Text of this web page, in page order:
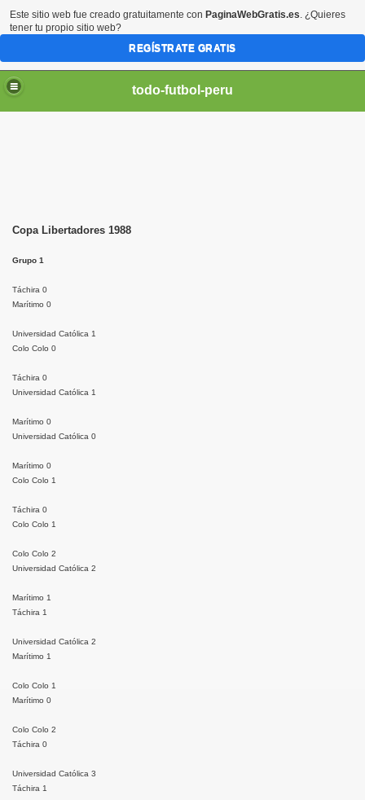
todo-futbol-peru
Copa Libertadores 1988
Grupo 1
Táchira 0
Marítimo 0
Universidad Católica 1
Colo Colo 0
Táchira 0
Universidad Católica 1
Marítimo 0
Universidad Católica 0
Marítimo 0
Colo Colo 1
Táchira 0
Colo Colo 1
Colo Colo 2
Universidad Católica 2
Marítimo 1
Táchira 1
Universidad Católica 2
Marítimo 1
Colo Colo 1
Marítimo 0
Colo Colo 2
Táchira 0
Universidad Católica 3
Táchira 1
Este sitio web fue creado gratuitamente con PaginaWebGratis.es. ¿Quieres
tener tu propio sitio web?
REGÍSTRATE GRATIS